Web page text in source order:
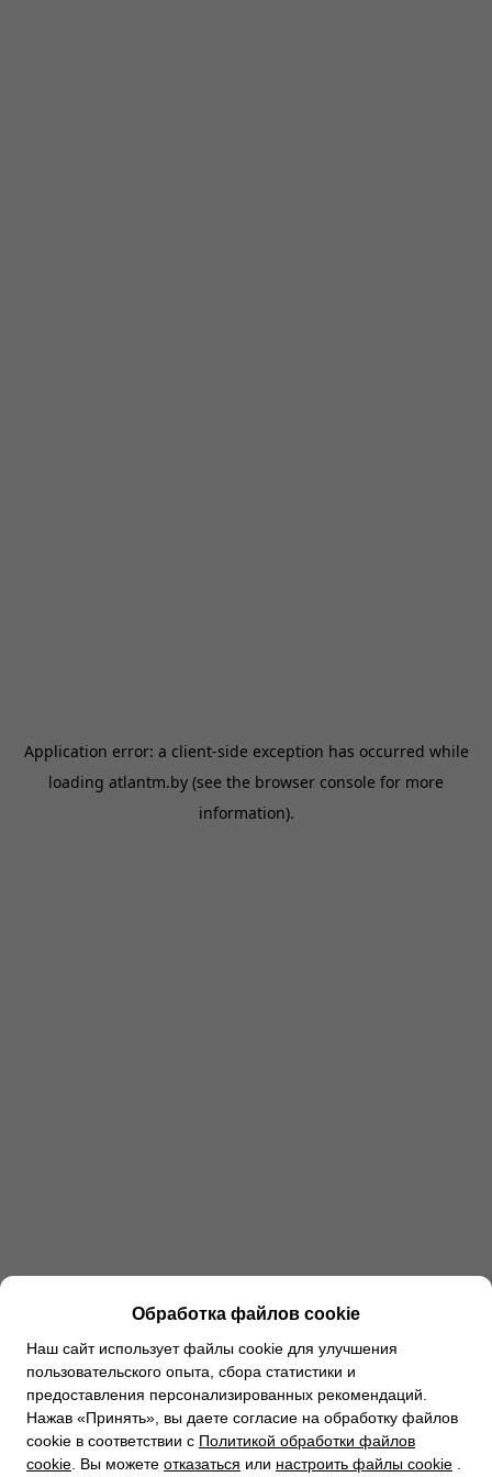
Application error: a client-side exception has occurred while
loading atlantm.by (see the browser console for more
information).
Обработка файлов cookie
Наш сайт использует файлы cookie для улучшения
пользовательского опыта, сбора статистики и
предоставления персонализированных рекомендаций.
Нажав «Принять», вы даете согласие на обработку файлов
cookie в соответствии с Политикой обработки файлов
cookie . Вы можете отказаться или настроить файлы cookie